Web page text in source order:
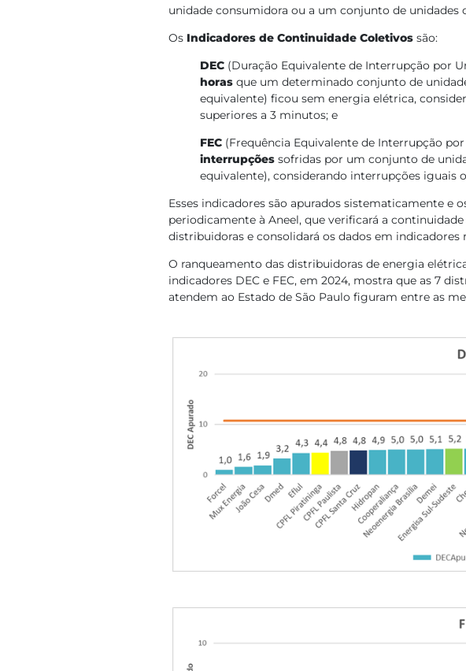
unidade consumidora ou a um conjunto de unidades
Os Indicadores de Continuidade Coletivos são:
DEC (Duração Equivalente de Interrupção por
horas que um determinado conjunto de
equivalente) ficou sem energia elétrica,
superiores a 3 minutos; e
FEC (Frequência Equivalente de Interrupção
interrupções sofridas por um conjunto de
equivalente), considerando interrupções iguais
Esses indicadores são apurados sistematicamente e
periodicamente à Aneel, que verificará a
distribuidoras e consolidará os dados em indicadores
O ranqueamento das distribuidoras de energia
indicadores DEC e FEC, em 2024, mostra que as 7
atendem ao Estado de São Paulo figuram entre as